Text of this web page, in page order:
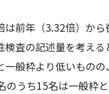
は前年（3.32倍）か
検査の記述量を考え
一般枠より低いもの
のうち15名は一般枠